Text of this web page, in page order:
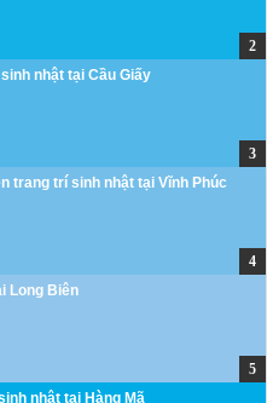
nhật tại Cầu Giấy
trang trí sinh nhật tại Vĩnh Phúc
Long Biên
nhật tại Hàng Mã